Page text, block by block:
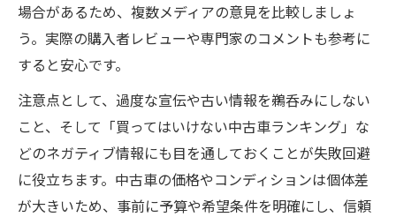
場合があるため、複数メディアの意見を比較しましょ
う。実際の購入者レビューや専門家のコメントも参考に
すると安心です。
注意点として、過度な宣伝や古い情報を鵜呑みにしない
こと、そして「買ってはいけない中古車ランキング」な
どのネガティブ情報にも目を通しておくことが失敗回避
に役立ちます。中古車の価格やコンディションは個体差
が大きいため、事前に予算や希望条件を明確にし、信頼